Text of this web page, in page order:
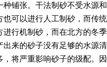
铺张。干法制砂不受水源和
可以进行人工制砂，而传统
行机制砂，而在北方的冬季
来的砂子没有足够的水源清
将严重影响砂子的级配。因